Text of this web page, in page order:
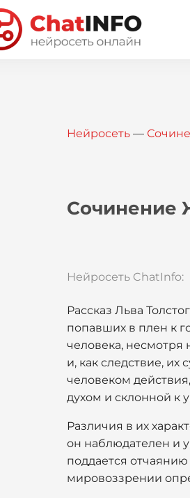
Нейросеть —
Сочинение
Нейросеть ChatInfo:
Рассказ Льва
попавших в плен к
человека, несмотря
и, как следствие,
человеком
духом и склонной к
Различия в их
он наблюдателен и
поддается
мировоззрении